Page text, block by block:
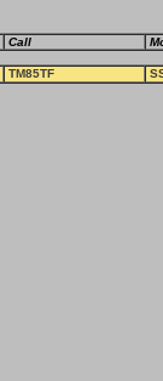
Call
TM85TF